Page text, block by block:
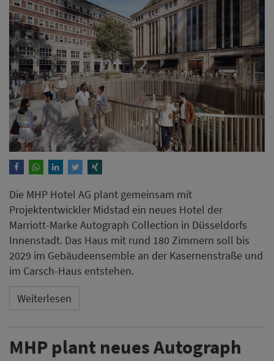
Die MHP Hotel AG plant gemeinsam mit
Projektentwickler Midstad ein neues Hotel der
Marriott-Marke Autograph Collection in Düsseldorfs
Innenstadt. Das Haus mit rund 180 Zimmern soll bis
2029 im Gebäudeensemble an der Kasernenstraße und
im Carsch-Haus entstehen.
Weiterlesen
MHP plant neues Autograph